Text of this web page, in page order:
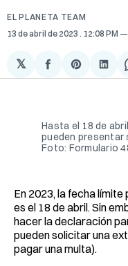
EL PLANETA TEAM
13 de abril de 2023 . 12:08 PM
𝕏
Compartir
en
Share
on
en
Hasta el 18 de
pueden presentar
Foto: Formulario
En 2023, la fecha
es el 18 de abril. Sin
hacer la declaración
pueden solicitar una
pagar una multa).